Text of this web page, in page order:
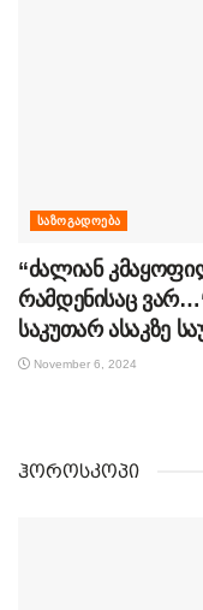
ᲡᲐᲖᲝᲒᲐᲓᲝᲔᲑᲐ
“ძალიან
რამდენისაც
საკუთარ ასაკზე
November 6, 2024
ჰოროსკოპი